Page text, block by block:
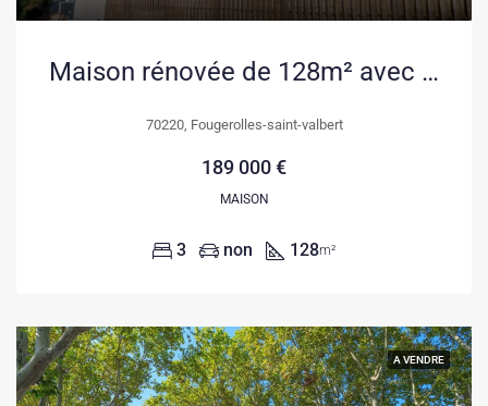
Maison rénovée de 128m² avec jardin et vue rivière à Fougerolles-le-Château
70220, Fougerolles-saint-valbert
189 000 €
MAISON
3 non 128m²
A VENDRE